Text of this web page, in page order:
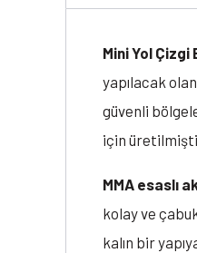
Mini Yol Çizgi
yapılacak
güvenli
için
MMA esaslı
kolay ve
kalın bir